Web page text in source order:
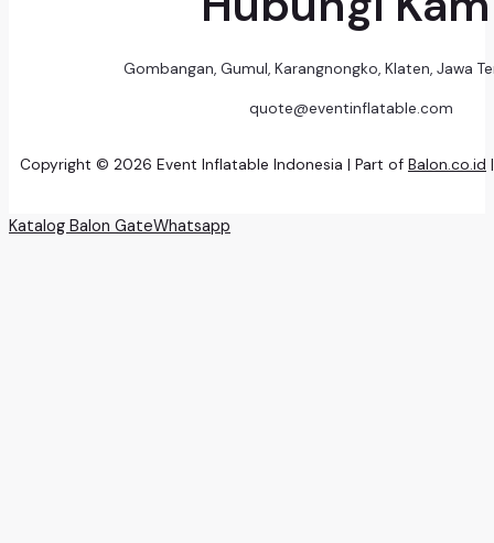
Gombangan, Gumul, Karangnongko, Klaten, Jawa
quote@eventinflatable.com
Copyright © 2026 Event Inflatable Indonesia | Part of Balon.co.id
Katalog Balon GateWhatsapp